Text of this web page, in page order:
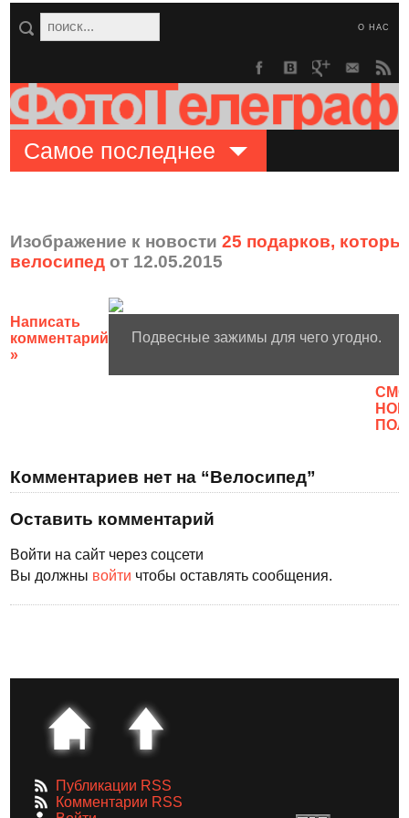
О НАС
Самое последнее
Изображение к новости25 подарков,
велосипед от 12.05.2015
Написать
комментарий
»
Подвесные зажимы для чего угодно.
Комментариев нет на “Велосипед”
Оставить комментарий
Войти на сайт через соцсети
Вы должны войти чтобы оставлять сообщения.
Публикации RSS
Комментарии RSS